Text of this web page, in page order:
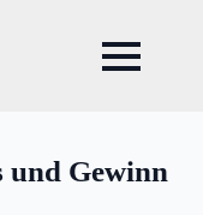
Gewinn